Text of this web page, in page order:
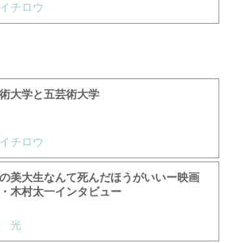
チロウ
大学と五芸術大学
チロウ
美大生なんて死んだほうがいいー映画
木村太一インタビュー
光